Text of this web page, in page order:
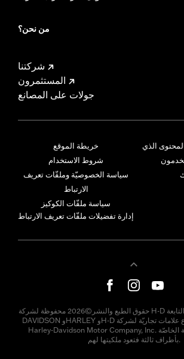
من نحن؟
شركتنا
المستثمرون
جولات على المصانع
خريطة الموقع
شروط الاستخدام
سياسة الخصوصيّة وملفّات تعريف
الارتباط
سياسة ملفّات الكوكيز
إدارة تفضيلات ملفّات تعريف الارتباط
الذي
حقوق الطبع والنشر©2026 محفوظة لشركة H-D وشركاتها التابعة. HARLEY-
DAVIDSON وHARLEY وH-D وشعار الشّريط والدرع علامات تجاريّة لشركة
Harley-Davidson Motor Company, Inc. أمّا العلامات التجاريّة الخاصّة
بأطراف ثالثة فتعود ملكيتها لهم.